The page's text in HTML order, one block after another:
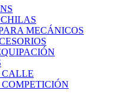
MECÁNICOS
CALLE